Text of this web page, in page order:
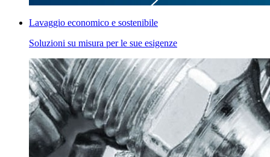
Lavaggio economico e sostenibile
Soluzioni su misura per le sue esigenze